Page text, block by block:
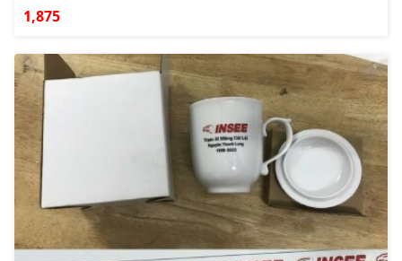
1,875